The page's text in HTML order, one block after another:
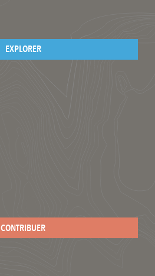
EXPLORER
CONTRIBUER